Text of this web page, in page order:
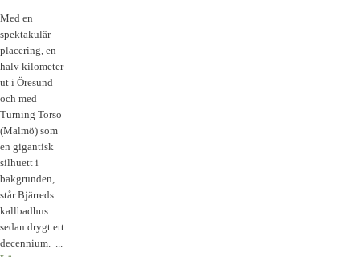
Med en
spektakulär
placering, en
halv kilometer
ut i Öresund
och med
Turning Torso
(Malmö) som
en gigantisk
silhuett i
bakgrunden,
står Bjärreds
kallbadhus
sedan drygt ett
decennium. ...